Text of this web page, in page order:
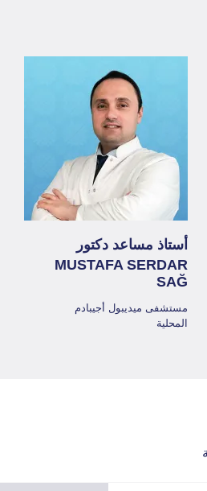
أستاذ مساعد دكتور
MUSTAFA SERDAR
SAĞ
مستشفى ميديبول أجيبادم
المحلية